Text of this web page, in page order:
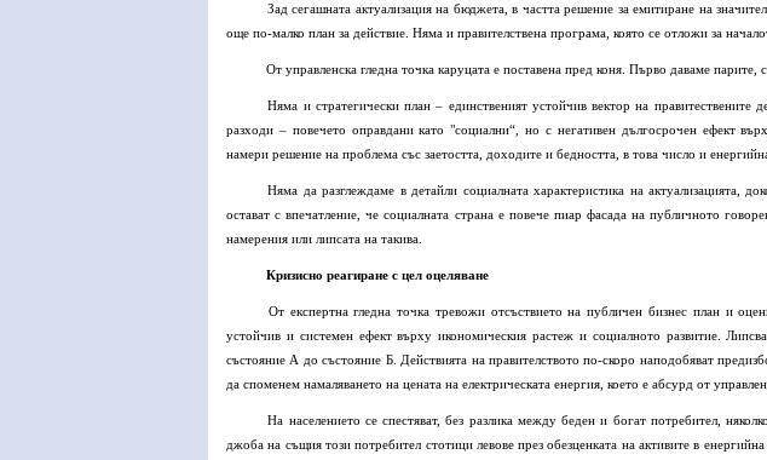
Зад сегашната актуализация на бюджета, в частта решение за емитиране на
още по-малко план за действие. Няма и правителствена програма, която се отложи за
От управленска гледна точка каруцата е поставена пред коня. Първо даваме парите,
Няма и стратегически план – единственият устойчив вектор на правитествените
разходи – повечето оправдани като "социални“, но с негативен дългосрочен ефект
намери решение на проблема със заетостта, доходите и бедността, в това число и
Няма да разглеждаме в детайли социалната характеристика на актуализацията,
остават с впечатление, че социалната страна е повече пиар фасада на публичното
намерения или липсата на такива.
Кризисно реагиране с цел оцеляване
От експертна гледна точка тревожи отсъствието на публичен бизнес план и
устойчив и системен ефект върху икономическия растеж и социалното развитие.
състояние А до състояние Б. Действията на правителството по-скоро наподобяват
да споменем намаляването на цената на електрическата енергия, което е абсурд от
На населението се спестяват, без разлика между беден и богат потребител,
джоба на същия този потребител стотици левове през обезценката на активите в